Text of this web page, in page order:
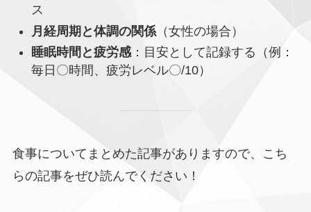
ス
月経周期と体調の関係（女性の場合）
睡眠時間と疲労感：目安として記録する（例：
毎日〇時間、疲労レベル〇/10）
食事についてまとめた記事がありますので、こち
らの記事をぜひ読んでください！